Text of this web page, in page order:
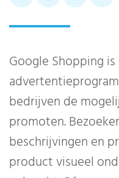
Google Shopping
bedrijven de
promoten.
beschrijvingen en
product visueel